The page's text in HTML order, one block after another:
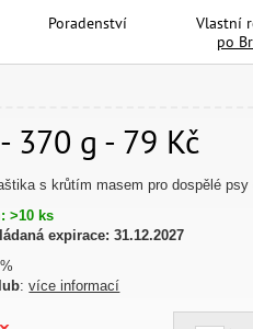
Poradenství
Vlastní
po
370 g - 79 Kč
s krůtím masem pro dospělé psy
>10 ks
expirace: 31.12.2027
:více informací